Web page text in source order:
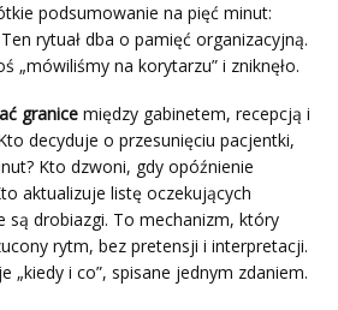
podsumowanie na pięć minut:
rytuał dba o pamięć organizacyjną.
„mówiliśmy na korytarzu” i zniknęło.
granice między gabinetem, recepcją i
decyduje o przesunięciu pacjentki,
Kto dzwoni, gdy opóźnienie
aktualizuje listę oczekujących
są drobiazgi. To mechanizm, który
rytm, bez pretensji i interpretacji.
„kiedy i co”, spisane jednym zdaniem.